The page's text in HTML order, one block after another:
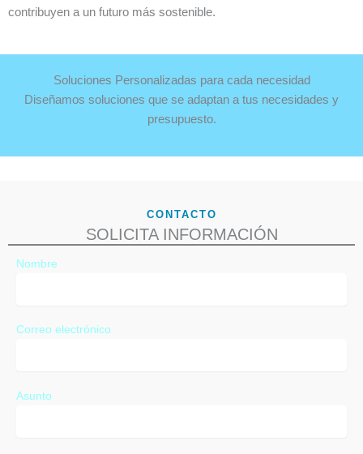
contribuyen a un futuro más sostenible.
Soluciones Personalizadas para cada necesidad
Diseñamos soluciones que se adaptan a tus necesidades y
presupuesto.
CONTACTO
SOLICITA INFORMACIÓN
Nombre
Correo electrónico
Asunto